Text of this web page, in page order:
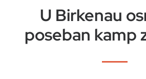
U Birkenau
poseban kamp